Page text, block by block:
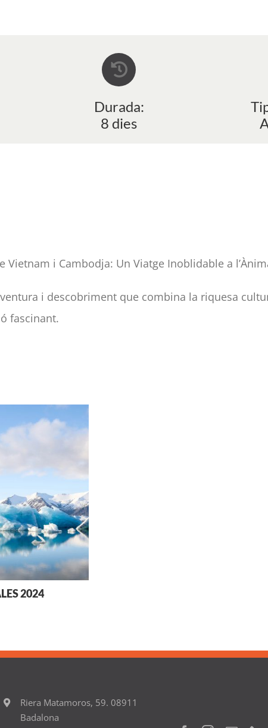
Durada:
8 dies
Vietnam i Cambodja: Un Viatge Inoblidable a
i descobriment que combina la riquesa
fascinant.
2024
Riera Matamoros, 59. 08911
Badalona